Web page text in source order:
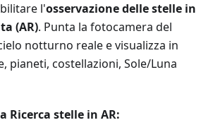
l'osservazione delle stelle in
(AR). Punta la fotocamera del
notturno reale e visualizza in
pianeti, costellazioni, Sole/Luna
Ricerca stelle in AR: